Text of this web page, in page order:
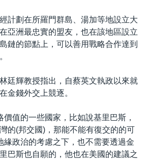
計劃在所羅門群島、湯加等地設立大
亞洲最忠實的盟友，也在該地區設立
鏈的節點上，可以善用戰略合作達到
廷輝教授指出，自蔡英文執政以來就
金錢外交上競逐。
價值的一些國家，比如說基里巴斯，
的(邦交國)，那能不能有復交的的可
緣政治的考慮之下，也不需要透過金
巴斯也自願的，他也在美國的建議之